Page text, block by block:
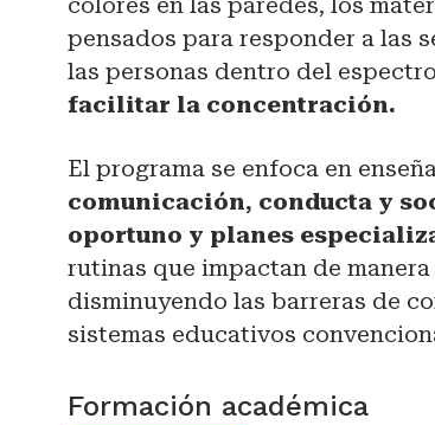
colores en las paredes, los
pensados para responder a las
las personas dentro del espectro
facilitar la concentración.
El programa se enfoca en
comunicación, conducta y
oportuno y planes
rutinas que impactan de
disminuyendo las barreras de
sistemas educativos
Formación académica